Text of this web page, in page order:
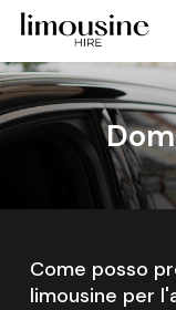
Come posso
limousine per